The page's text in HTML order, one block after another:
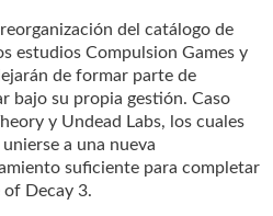
del catálogo de
estudios Compulsion Games y
de formar parte de
bajo su propia gestión. Caso
y Undead Labs, los cuales
a una nueva
suficiente para completar
of Decay 3.